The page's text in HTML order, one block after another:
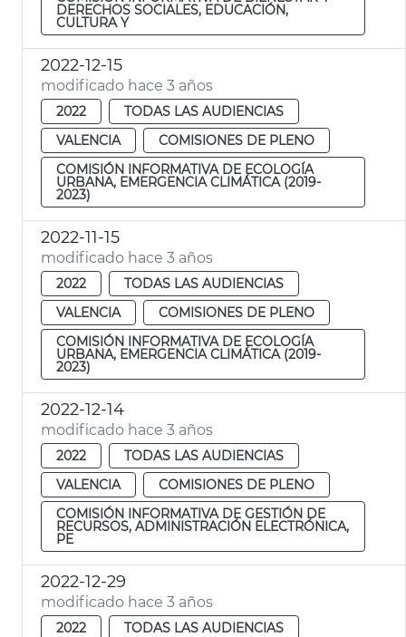
DERECHOS SOCIALES, EDUCACIÓN,
CULTURA Y
2022-12-15
modificado hace 3 años
2022
TODAS LAS AUDIENCIAS
VALENCIA
COMISIONES DE PLENO
COMISIÓN INFORMATIVA DE ECOLOGÍA
URBANA, EMERGENCIA CLIMÁTICA (2019-
2023)
2022-11-15
modificado hace 3 años
2022
TODAS LAS AUDIENCIAS
VALENCIA
COMISIONES DE PLENO
COMISIÓN INFORMATIVA DE ECOLOGÍA
URBANA, EMERGENCIA CLIMÁTICA (2019-
2023)
2022-12-14
modificado hace 3 años
2022
TODAS LAS AUDIENCIAS
VALENCIA
COMISIONES DE PLENO
COMISIÓN INFORMATIVA DE GESTIÓN DE
RECURSOS, ADMINISTRACIÓN ELECTRÓNICA,
PE
2022-12-29
modificado hace 3 años
2022
TODAS LAS AUDIENCIAS